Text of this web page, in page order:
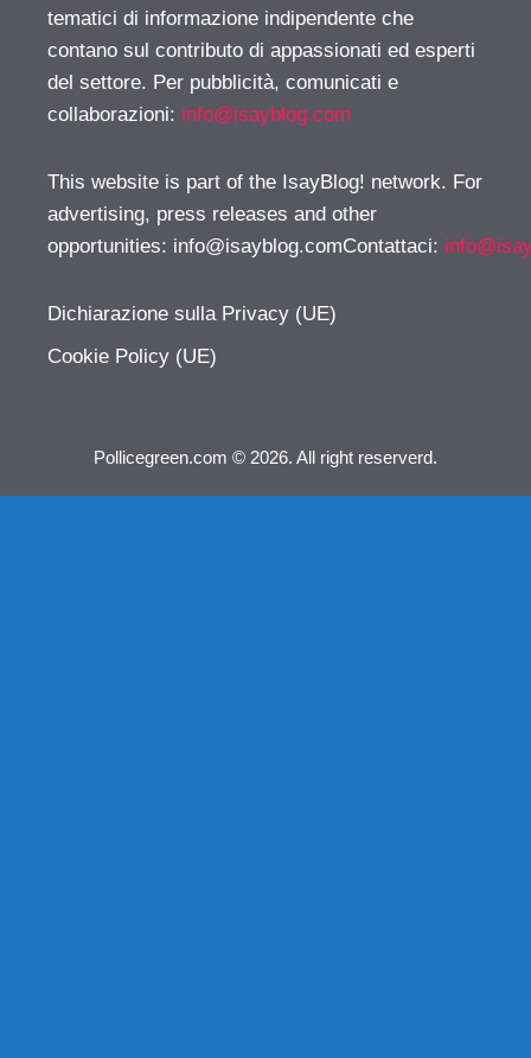
tematici di informazione indipendente che
contano sul contributo di appassionati ed esperti
del settore. Per pubblicità, comunicati e
collaborazioni: info@isayblog.com
This website is part of the IsayBlog! network. For
advertising, press releases and other
opportunities: info@isayblog.comContattaci:
Dichiarazione sulla Privacy (UE)
Cookie Policy (UE)
Pollicegreen.com © 2026. All right reserverd.